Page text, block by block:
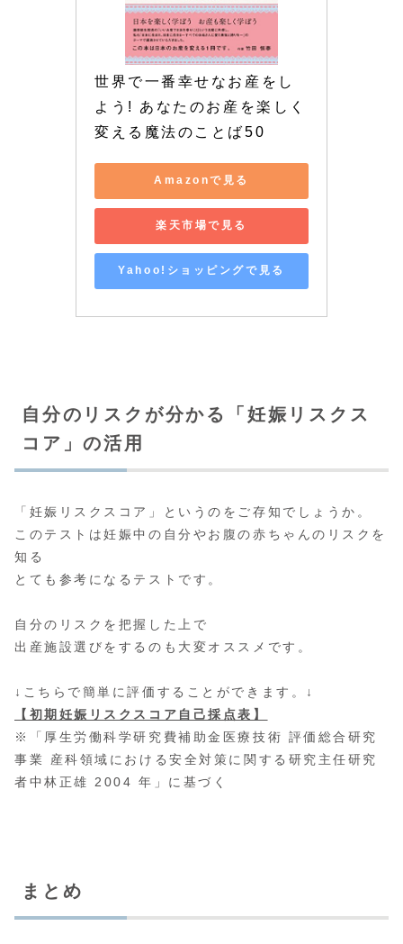
世界で一番幸せなお産をし
よう! あなたのお産を楽しく
変える魔法のことば50
Amazonで見る
楽天市場で見る
Yahoo!ショッピングで見る
自分のリスクが分かる「妊娠リスクス
コア」の活用
「妊娠リスクスコア」というのをご存知でしょうか。
このテストは妊娠中の自分やお腹の赤ちゃんのリスクを
知る
とても参考になるテストです。
自分のリスクを把握した上で
出産施設選びをするのも大変オススメです。
↓こちらで簡単に評価することができます。↓
【初期妊娠リスクスコア自己採点表】
※「厚生労働科学研究費補助金医療技術 評価総合研究
事業 産科領域における安全対策に関する研究主任研究
者中林正雄 2004 年」に基づく
まとめ